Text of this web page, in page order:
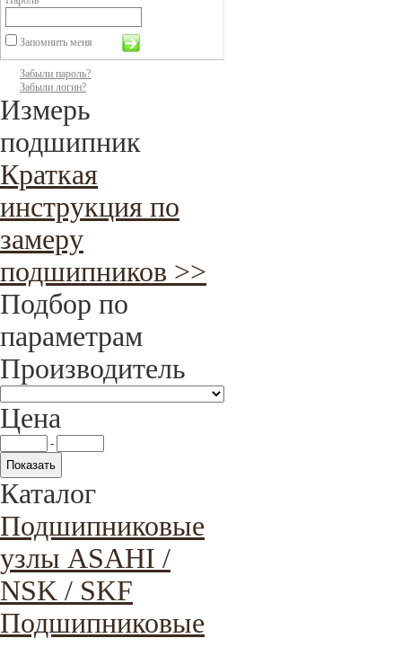
Запомнить меня
Забыли пароль?
Забыли логин?
Измерь
подшипник
Краткая
инструкция по
замеру
подшипников >>
Подбор по
параметрам
Производитель
Цена
-
Каталог
Подшипниковые
узлы ASAHI /
NSK / SKF
Подшипниковые